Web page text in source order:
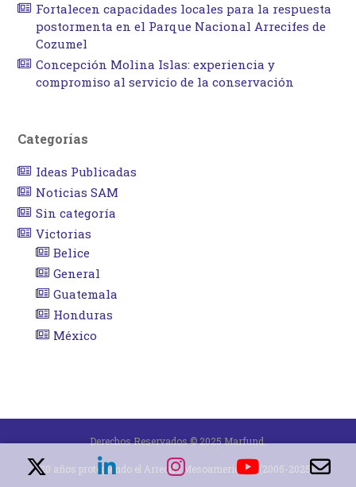
Fortalecen capacidades locales para la respuesta
postormenta en el Parque Nacional Arrecifes de
Cozumel
Concepción Molina Islas: experiencia y
compromiso al servicio de la conservación
Categorías
Ideas Publicadas
Noticias SAM
Sin categoría
Victorias
Belice
General
Guatemala
Honduras
México
Derechos Reservados © 2025 Marfund.
20 años protegiendo el Arrecife Mesoamericano (2005-2025).